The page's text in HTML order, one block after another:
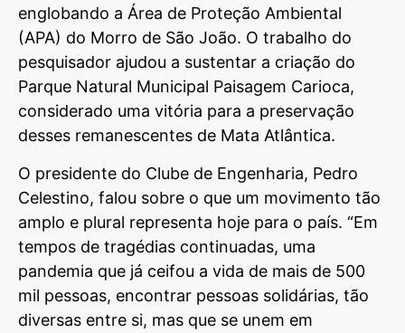
englobando a Área de Proteção Ambiental
(APA) do Morro de São João. O trabalho do
pesquisador ajudou a sustentar a criação do
Parque Natural Municipal Paisagem Carioca,
considerado uma vitória para a preservação
desses remanescentes de Mata Atlântica.
O presidente do Clube de Engenharia, Pedro
Celestino, falou sobre o que um movimento tão
amplo e plural representa hoje para o país. “Em
tempos de tragédias continuadas, uma
pandemia que já ceifou a vida de mais de 500
mil pessoas, encontrar pessoas solidárias, tão
diversas entre si, mas que se unem em